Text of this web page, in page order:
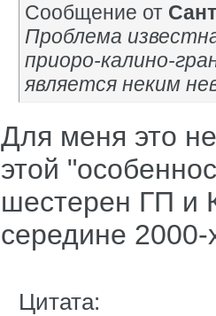
Сообщение от
Проблема
приоро-калино-
является неким
Для меня это
этой
шестерен ГП и
середине 2000-
Цитата: